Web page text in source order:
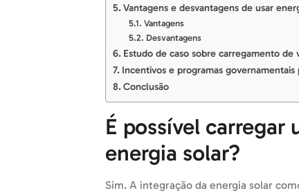
Vantagens e desvantagens de usar
Vantagens
Desvantagens
Estudo de caso sobre carregamento
Incentivos e programas
Conclusão
É possível
energia solar?
Sim. A integração da energia solar